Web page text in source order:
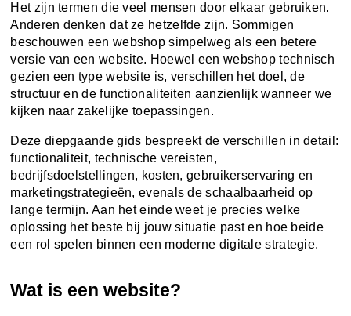
Het zijn termen die veel mensen door elkaar gebruiken.
Anderen denken dat ze hetzelfde zijn. Sommigen
beschouwen een webshop simpelweg als een betere
versie van een website. Hoewel een webshop technisch
gezien een type website is, verschillen het doel, de
structuur en de functionaliteiten aanzienlijk wanneer we
kijken naar zakelijke toepassingen.
Deze diepgaande gids bespreekt de verschillen in detail:
functionaliteit, technische vereisten,
bedrijfsdoelstellingen, kosten, gebruikerservaring en
marketingstrategieën, evenals de schaalbaarheid op
lange termijn. Aan het einde weet je precies welke
oplossing het beste bij jouw situatie past en hoe beide
een rol spelen binnen een moderne digitale strategie.
Wat is een website?